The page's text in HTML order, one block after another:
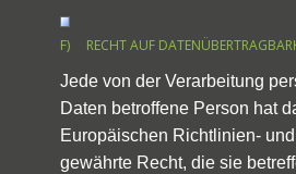
F) RECHT AUF
Jede von der Verarbeitung
Daten betroffene Person hat
Europäischen Richtlinien-
gewährte Recht, die sie